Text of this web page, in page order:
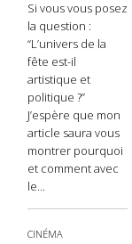
Si vous vous posez
la question :
“L’univers de la
fête est-il
artistique et
politique ?”
J’espère que mon
article saura vous
montrer pourquoi
et comment avec
le...
CINÉMA